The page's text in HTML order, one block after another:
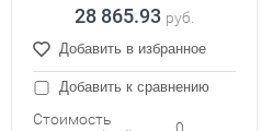
28 865.93 руб.
Добавить в избранное
Добавить к сравнению
Стоимость